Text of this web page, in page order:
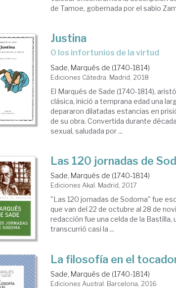
de Tamoe, gobernada por el sabio
Justina
o los infortunios de la virtud
Sade, Marqués de (1740-1814)
Ediciones Cátedra. Madrid, 2018
El Marqués de Sade (1740-1814),
clásica, inició a temprana edad una
depararon dilatadas estancias en
de su obra. Convertida durante
sexual, saludada por ...
Las 120 jornadas de
Sade, Marqués de (1740-1814)
Ediciones Akal. Madrid, 2017
"Las 120 jornadas de Sodoma" fue
que van del 22 de octubre al 28 de
redacción fue una celda de la Bastilla,
transcurrió casi la ...
La filosofía en el
Sade, Marqués de (1740-1814)
Ediciones Austral. Barcelona, 2016